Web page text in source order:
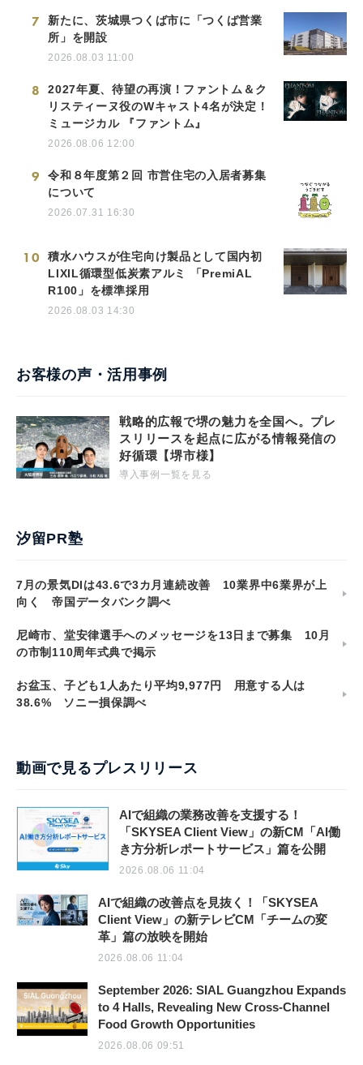
7
新たに、茨城県つくば市に「つくば営業
所」を開設
2026.08.03 11:00
8
2027年夏、待望の再演！ファントム＆ク
リスティーヌ役のWキャスト4名が決定！
ミュージカル 『ファントム』
2026.08.06 12:00
9
令和８年度第２回 市営住宅の入居者募集
について
2026.07.31 16:30
10
積水ハウスが住宅向け製品として国内初
LIXIL循環型低炭素アルミ 「PremiAL
R100」を標準採用
2026.08.03 14:30
お客様の声・活用事例
戦略的広報で堺の魅力を全国へ。プレ
スリリースを起点に広がる情報発信の
好循環【堺市様】
導入事例一覧を見る
汐留PR塾
7月の景気DIは43.6で3カ月連続改善 10業界中6業界が上
向く 帝国データバンク調べ
尼崎市、堂安律選手へのメッセージを13日まで募集 10月
の市制110周年式典で掲示
お盆玉、子ども1人あたり平均9,977円 用意する人は
38.6% ソニー損保調べ
動画で見るプレスリリース
AIで組織の業務改善を支援する！
「SKYSEA Client View」の新CM「AI働
き方分析レポートサービス」篇を公開
2026.08.06 11:04
AIで組織の改善点を見抜く！「SKYSEA
Client View」の新テレビCM「チームの変
革」篇の放映を開始
2026.08.06 11:04
September 2026: SIAL Guangzhou Expands
to 4 Halls, Revealing New Cross-Channel
Food Growth Opportunities
2026.08.06 09:51